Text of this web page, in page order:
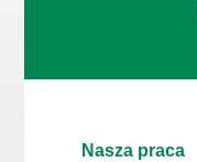
Nasza praca